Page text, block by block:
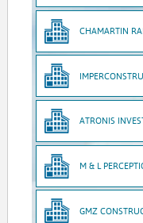
CHAMARTIN
ATRONIS
M & L
GMZ